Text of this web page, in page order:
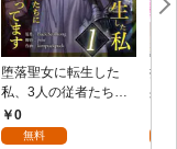
堕落聖女に転生した
私、3人の従者たちに
抱かれて困ってます 第
1話
0
無料
授
身